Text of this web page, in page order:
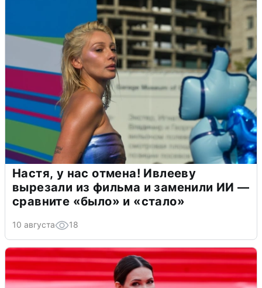
Настя, у нас отмена! Ивлееву
вырезали из фильма и заменили ИИ —
сравните «было» и «стало»
10 августа 18